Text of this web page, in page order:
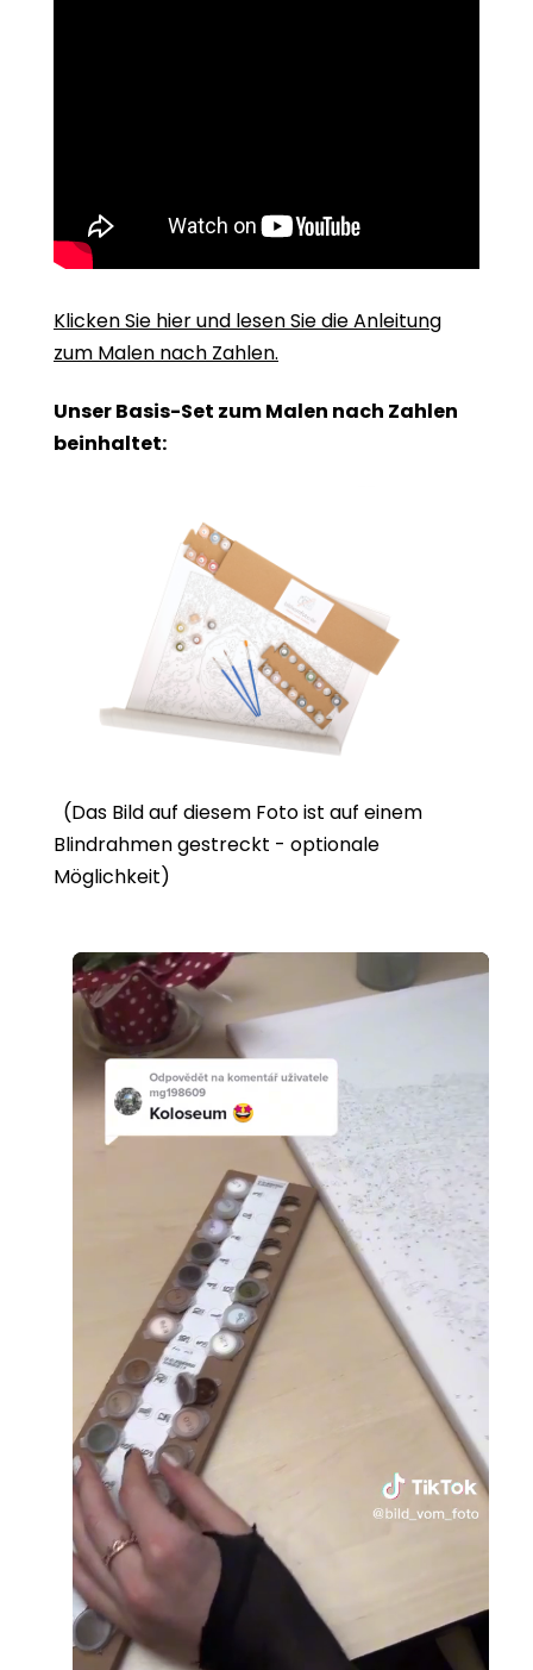
Klicken Sie hier und lesen Sie die Anleitung
zum Malen nach Zahlen.
Unser Basis-Set zum Malen nach Zahlen
beinhaltet:
(Das Bild auf diesem Foto ist auf einem
Blindrahmen gestreckt - optionale
Möglichkeit)